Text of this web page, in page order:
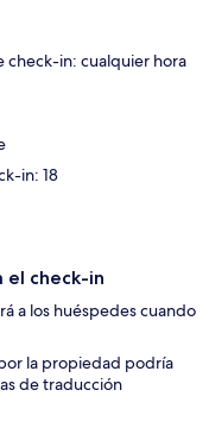
check-in: cualquier hora
in: 18
el check-in
a los huéspedes cuando
la propiedad podría
de traducción